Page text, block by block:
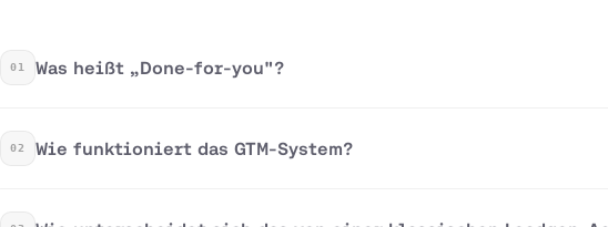
01 Was heißt „Done-for-you"?
02 Wie funktioniert das GTM-System?